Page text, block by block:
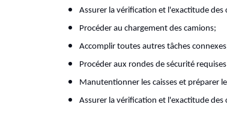
Assurer la vérification et l'exactitude des
Procéder au chargement des camions;
Accomplir toutes autres tâches
Procéder aux rondes de sécurité
Manutentionner les caisses et préparer
Assurer la vérification et l'exactitude des